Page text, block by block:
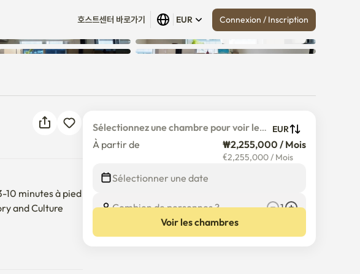
호스트센터 바로가기 EUR Connexion / Inscription
Tout afficher (30)
10 minutes à pied
and Culture
femmes de
Sélectionnez une chambre pour voir le
prix détaillé
EUR
À partir de ₩2,255,000 / Mois
€2,255,000/ Mois
Sélectionner une date
Combien de personnes ?
1
Voir les chambres